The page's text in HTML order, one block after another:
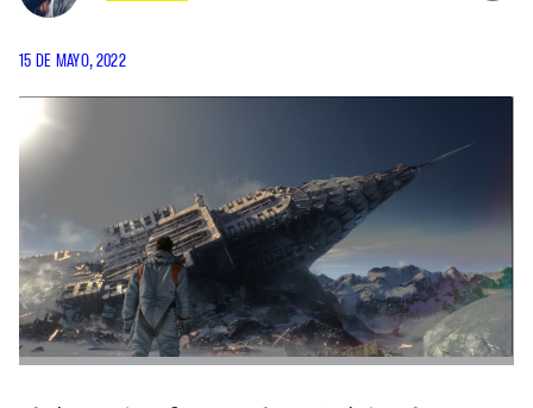
15 DE MAYO, 2022